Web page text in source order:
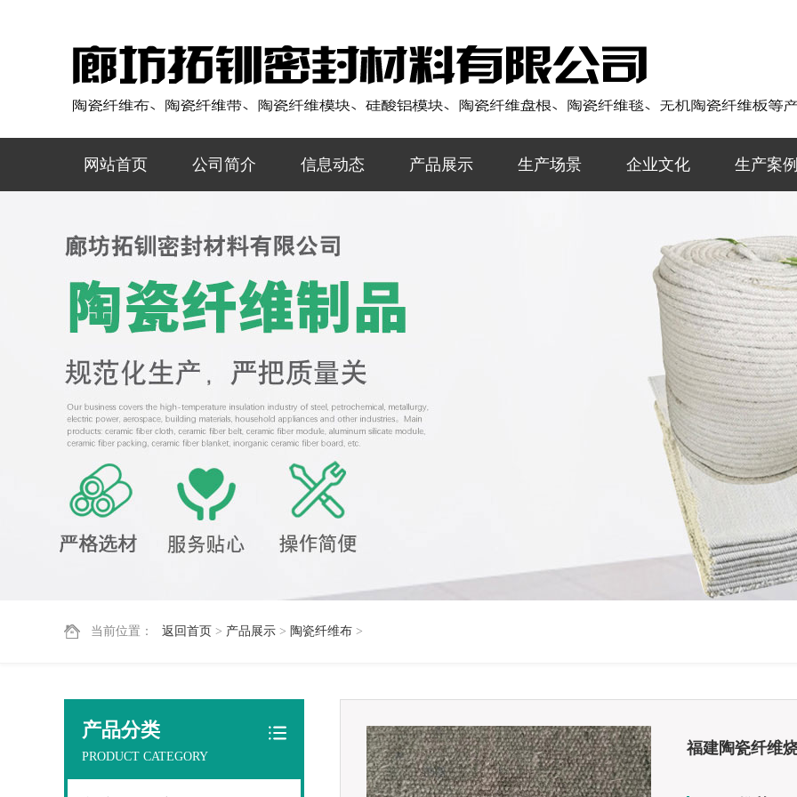
网站首页 公司简介 信息动态 产品展示 生产场景 企业文化 生产案
当前位置： 返回首页 > 产品展示 > 陶瓷纤维布 >
产品分类
PRODUCT CATEGORY 福建陶瓷纤维